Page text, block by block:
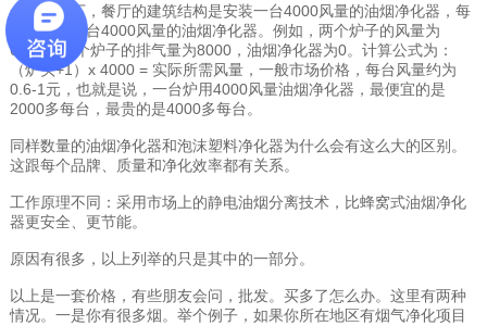
一般情况下，餐厅的建筑结构是安装一台4000风量的油烟净化器，每
台炉安装一台4000风量的油烟净化器。例如，两个炉子的风量为
6000，三个炉子的排气量为8000，油烟净化器为0。计算公式为：
（炉头+1）x 4000 = 实际所需风量，一般市场价格，每台风量约为
0.6-1元，也就是说，一台炉用4000风量油烟净化器，最便宜的是
2000多每台，最贵的是4000多每台。
同样数量的油烟净化器和泡沫塑料净化器为什么会有这么大的区别。
这跟每个品牌、质量和净化效率都有关系。
工作原理不同：采用市场上的静电油烟分离技术，比蜂窝式油烟净化
器更安全、更节能。
原因有很多，以上列举的只是其中的一部分。
以上是一套价格，有些朋友会问，批发。买多了怎么办。这里有两种
情况。一是你有很多烟。举个例子，如果你所在地区有烟气净化项目